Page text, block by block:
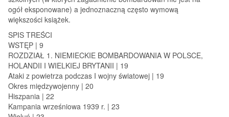
ogół eksponowane) a jednoznaczną często wymową
większości książek.
SPIS TREŚCI
WSTĘP | 9
ROZDZIAŁ 1. NIEMIECKIE BOMBARDOWANIA W POLSCE,
HOLANDII I WIELKIEJ BRYTANII | 19
Ataki z powietrza podczas I wojny światowej | 19
Okres międzywojenny | 20
Hiszpania | 22
Kampania wrześniowa 1939 r. | 23